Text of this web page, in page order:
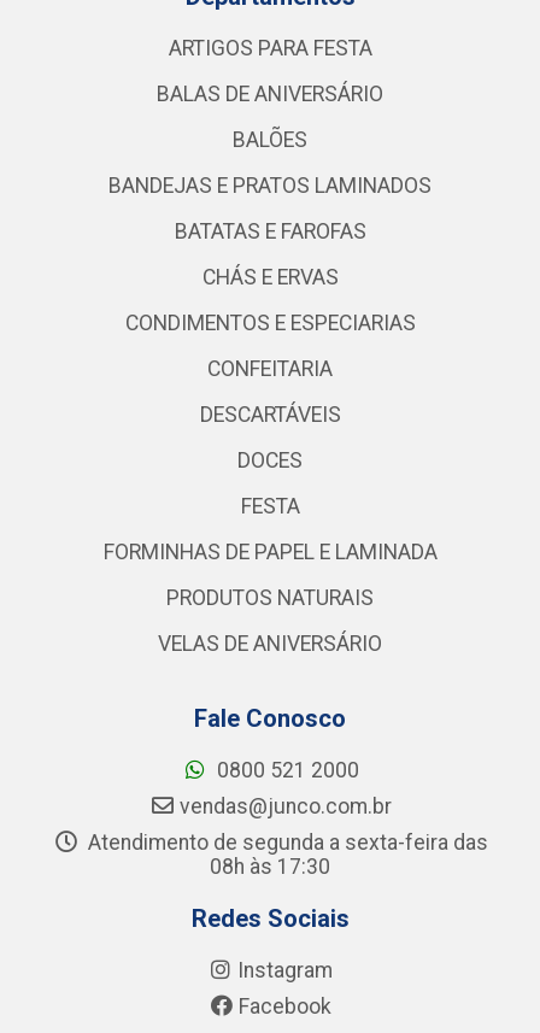
ARTIGOS PARA FESTA
BALAS DE ANIVERSÁRIO
BALÕES
BANDEJAS E PRATOS LAMINADOS
BATATAS E FAROFAS
CHÁS E ERVAS
CONDIMENTOS E ESPECIARIAS
CONFEITARIA
DESCARTÁVEIS
DOCES
FESTA
FORMINHAS DE PAPEL E LAMINADA
PRODUTOS NATURAIS
VELAS DE ANIVERSÁRIO
Fale Conosco
0800 521 2000
vendas@junco.com.br
Atendimento de segunda a sexta-feira das
08h às 17:30
Redes Sociais
Instagram
Facebook